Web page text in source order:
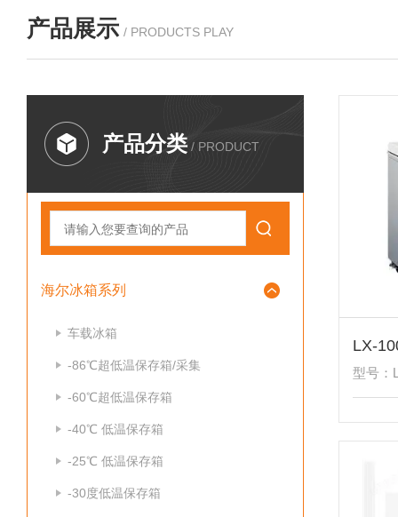
产品展示 / PRODUCTS PLAY
产品分类 / PRODUCT
海尔冰箱系列
车载冰箱
-86℃超低温保存箱/采集
-60℃超低温保存箱
-40℃ 低温保存箱
-25℃ 低温保存箱
-30度低温保存箱
LX-
型号：